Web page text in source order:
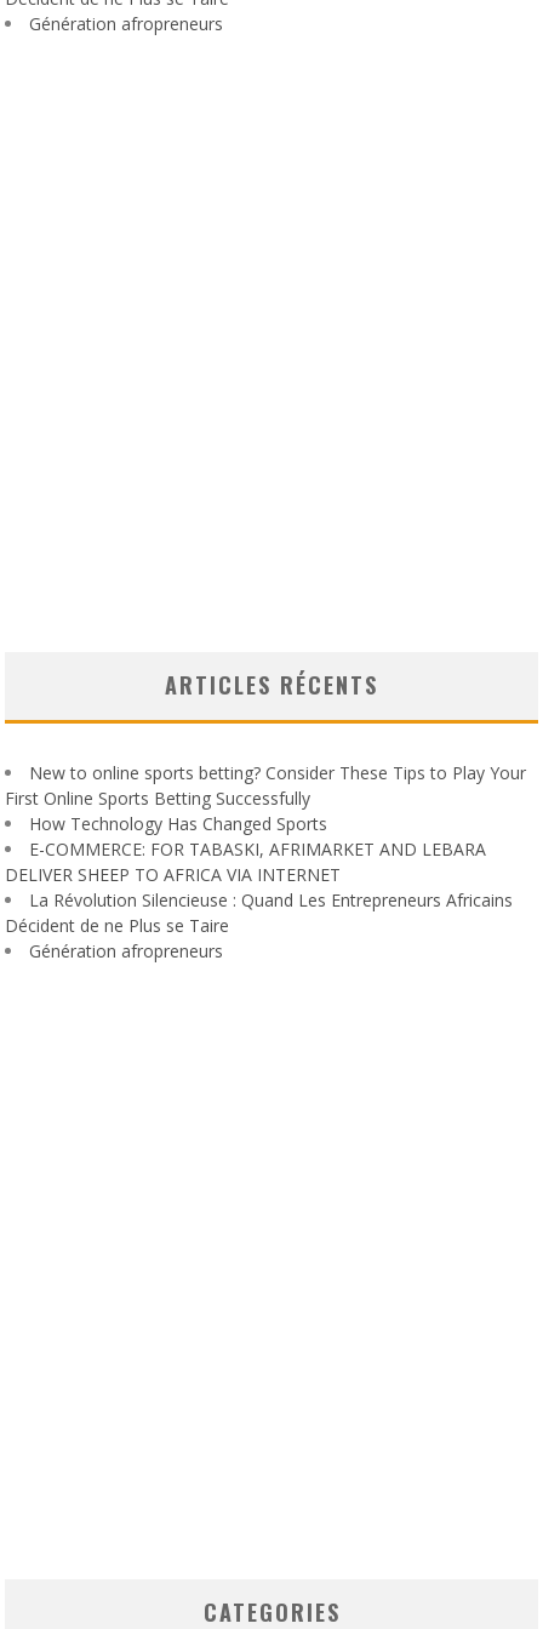
Génération afropreneurs
ARTICLES RÉCENTS
New to online sports betting? Consider These Tips to Play Your
First Online Sports Betting Successfully
How Technology Has Changed Sports
E-COMMERCE: FOR TABASKI, AFRIMARKET AND LEBARA
DELIVER SHEEP TO AFRICA VIA INTERNET
La Révolution Silencieuse : Quand Les Entrepreneurs Africains
Décident de ne Plus se Taire
Génération afropreneurs
CATEGORIES